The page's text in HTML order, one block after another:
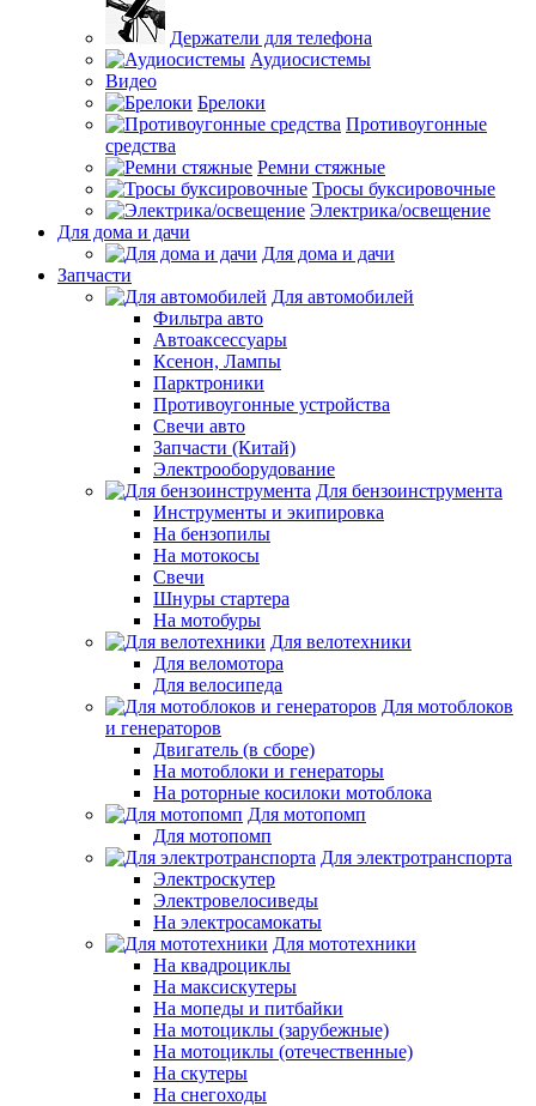
Держатели для телефона
Аудиосистемы
Видео
Брелоки
Противоугонные
средства
Ремни стяжные
Тросы буксировочные
Электрика/освещение
Для дома и дачи
Для дома и дачи
Запчасти
Для автомобилей
Фильтра авто
Автоаксессуары
Ксенон, Лампы
Парктроники
Противоугонные устройства
Свечи авто
Запчасти (Китай)
Электрооборудование
Для бензоинструмента
Инструменты и экипировка
На бензопилы
На мотокосы
Свечи
Шнуры стартера
На мотобуры
Для велотехники
Для веломотора
Для велосипеда
Для мотоблоков
и генераторов
Двигатель (в сборе)
На мотоблоки и генераторы
На роторные косилоки мотоблока
Для мотопомп
Для мотопомп
Для электротранспорта
Электроскутер
Электровелосиведы
На электросамокаты
Для мототехники
На квадроциклы
На максискутеры
На мопеды и питбайки
На мотоциклы (зарубежные)
На мотоциклы (отечественные)
На скутеры
На снегоходы